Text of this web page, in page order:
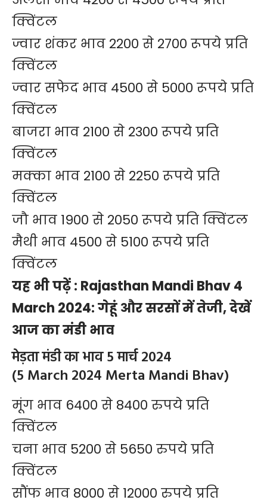
क्विंटल
ज्वार शंकर भाव 2200 से 2700 रूपये प्रति
क्विंटल
ज्वार सफेद भाव 4500 से 5000 रूपये प्रति
क्विंटल
बाजरा भाव 2100 से 2300 रूपये प्रति
क्विंटल
मक्का भाव 2100 से 2250 रूपये प्रति
क्विंटल
जौ भाव 1900 से 2050 रूपये प्रति क्विंटल
मैथी भाव 4500 से 5100 रूपये प्रति
क्विंटल
यह भी पढ़ें : Rajasthan Mandi Bhav 4
March 2024: गेहूं और सरसों में तेजी, देखें
आज का मंडी भाव
मेड़ता मंडी का भाव 5 मार्च 2024
(5 March 2024 Merta Mandi Bhav)
मूंग भाव 6400 से 8400 रुपये प्रति
क्विंटल
चना भाव 5200 से 5650 रुपये प्रति
क्विंटल
सौंफ भाव 8000 से 12000 रुपये प्रति